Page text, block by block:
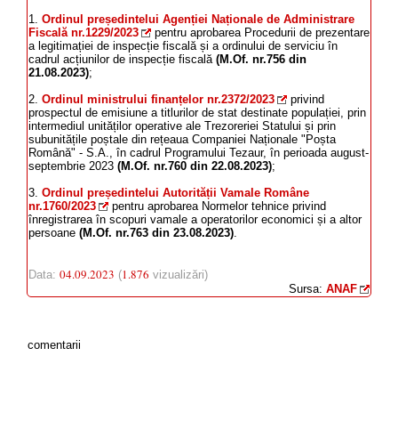
1. Ordinul președintelui Agenției Naționale de Administrare
Fiscală nr.1229/2023
pentru aprobarea Procedurii de prezentare
a legitimației de inspecție fiscală și a ordinului de serviciu în
cadrul acțiunilor de inspecție fiscală (M.Of. nr.756 din
21.08.2023);
2. Ordinul ministrului finanțelor nr.2372/2023
privind
prospectul de emisiune a titlurilor de stat destinate populației, prin
intermediul unităților operative ale Trezoreriei Statului și prin
subunitățile poștale din rețeaua Companiei Naționale "Poșta
Română" - S.A., în cadrul Programului Tezaur, în perioada august-
septembrie 2023 (M.Of. nr.760 din 22.08.2023);
3. Ordinul președintelui Autorității Vamale Române
nr.1760/2023
pentru aprobarea Normelor tehnice privind
înregistrarea în scopuri vamale a operatorilor economici și a altor
persoane (M.Of. nr.763 din 23.08.2023).
Data: 04.09.2023 (1.876 vizualizări)
Sursa: ANAF
comentarii